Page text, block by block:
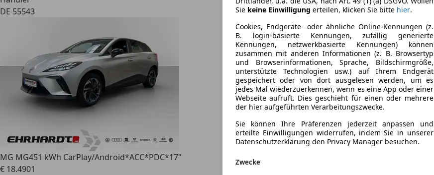
Sie keine Einwilligung erteilen, klicken Sie bitte hier.
Cookies, Endgeräte- oder ähnliche Online-Kennungen (z.
B. login-basierte Kennungen, zufällig generierte
Kennungen, netzwerkbasierte Kennungen) können
zusammen mit anderen Informationen (z. B. Browsertyp
und Browserinformationen, Sprache, Bildschirmgröße,
unterstützte Technologien usw.) auf Ihrem Endgerät
gespeichert oder von dort ausgelesen werden, um es
jedes Mal wiederzuerkennen, wenn es eine App oder einer
Webseite aufruft. Dies geschieht für einen oder mehrere
der hier aufgeführten Verarbeitungszwecke.
Sie können Ihre Präferenzen jederzeit anpassen und
erteilte Einwilligungen widerrufen, indem Sie in unserer
Datenschutzerklärung den Privacy Manager besuchen.
Zwecke
DE 55543
MG MG451 kWh CarPlay/Android*ACC*PDC*17"
€ 18.4901